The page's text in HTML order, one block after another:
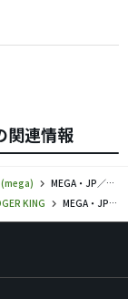
関連情報
MEGA・JP／ROGER KING／ドライバーの口コミ評価
KING MEGA・JP／ROGER KING／ドライバーの口コミ評価